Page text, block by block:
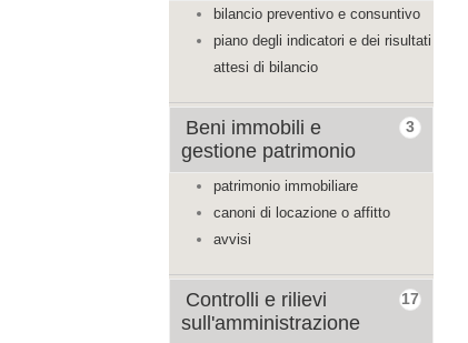
bilancio preventivo e consuntivo
piano degli indicatori e dei risultati
attesi di bilancio
3
Beni immobili e
gestione patrimonio
patrimonio immobiliare
canoni di locazione o affitto
avvisi
17
Controlli e rilievi
sull'amministrazione